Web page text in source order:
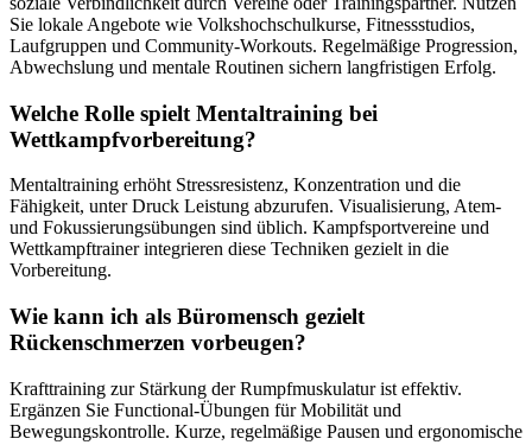
Sie lokale Angebote wie Volkshochschulkurse, Fitnessstudios,
Laufgruppen und Community-Workouts. Regelmäßige Progression,
Abwechslung und mentale Routinen sichern langfristigen Erfolg.
Welche Rolle spielt Mentaltraining bei
Wettkampfvorbereitung?
Mentaltraining erhöht Stressresistenz, Konzentration und die
Fähigkeit, unter Druck Leistung abzurufen. Visualisierung, Atem-
und Fokussierungsübungen sind üblich. Kampfsportvereine und
Wettkampftrainer integrieren diese Techniken gezielt in die
Vorbereitung.
Wie kann ich als Büromensch gezielt
Rückenschmerzen vorbeugen?
Krafttraining zur Stärkung der Rumpfmuskulatur ist effektiv.
Ergänzen Sie Functional-Übungen für Mobilität und
Bewegungskontrolle. Kurze, regelmäßige Pausen und ergonomische